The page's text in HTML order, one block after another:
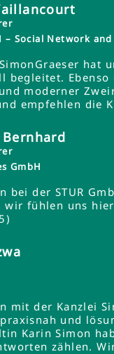
– Social Network
hat
begleitet.
moderner
empfehlen die
GmbH
bei der STUR
wir fühlen uns
mit der Kanzlei
und
Karin Simon
zählen.